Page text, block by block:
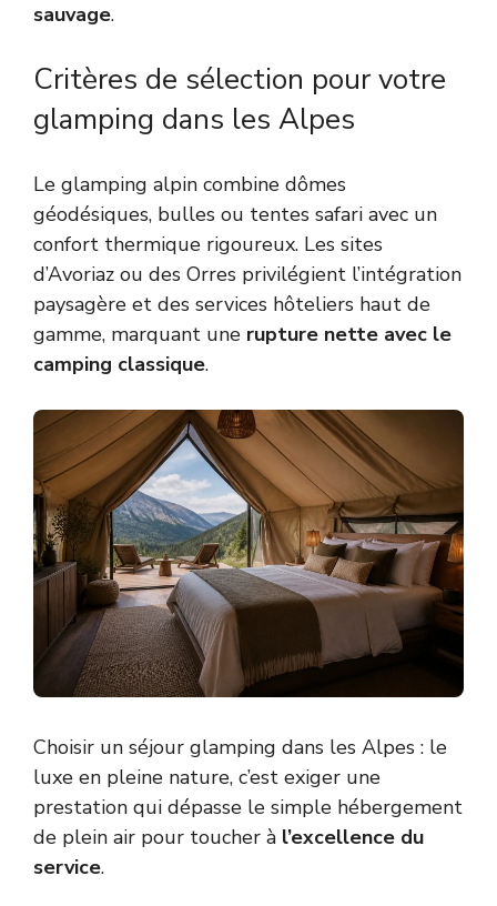
sauvage.
Critères de sélection pour votre
glamping dans les Alpes
Le glamping alpin combine dômes
géodésiques, bulles ou tentes safari avec un
confort thermique rigoureux. Les sites
d’Avoriaz ou des Orres privilégient l’intégration
paysagère et des services hôteliers haut de
gamme, marquant une rupture nette avec le
camping classique.
Choisir un séjour glamping dans les Alpes : le
luxe en pleine nature, c’est exiger une
prestation qui dépasse le simple hébergement
de plein air pour toucher à l’excellence du
service.